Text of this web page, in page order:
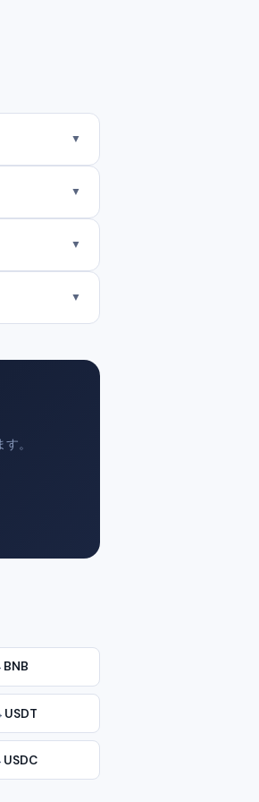
▼
▼
▼
▼
。
BNB
USDT
USDC